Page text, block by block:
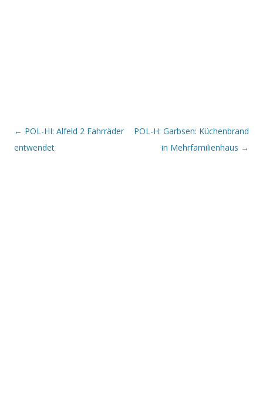
Beitrags-Navigation
← POL-HI: Alfeld 2 Fahrräder
entwendet
POL-H: Garbsen: Küchenbrand
in Mehrfamilienhaus →